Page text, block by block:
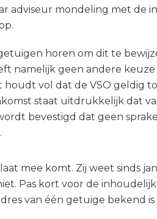
adviseur mondeling met
horen om dit te
namelijk geen andere
vol dat de VSO geldig
staat uitdrukkelijk dat
bevestigd dat geen
mee komt. Zij weet sinds
Pas kort voor de
van één getuige bekend